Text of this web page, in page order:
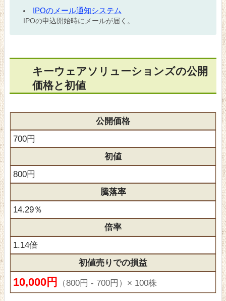
IPOのメール通知システム
IPOの申込開始時にメールが届く。
キーウェアソリューションズの公開
価格と初値
公開価格
700円
初値
800円
騰落率
14.29％
倍率
1.14倍
初値売りでの損益
10,000円 （800円 - 700円）× 100株